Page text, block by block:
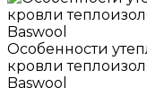
Особенности
кровли
Baswool